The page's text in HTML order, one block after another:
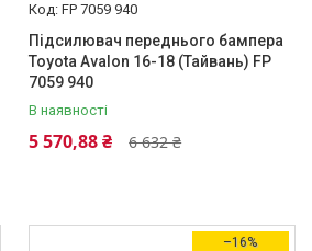
FP 7059 940
Підсилювач переднього бампера
Toyota Avalon 16-18 (Тайвань) FP
7059 940
В наявності
6 632 ₴
5 570,88 ₴
–16%